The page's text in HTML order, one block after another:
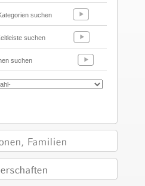
suchen
suchen
suchen